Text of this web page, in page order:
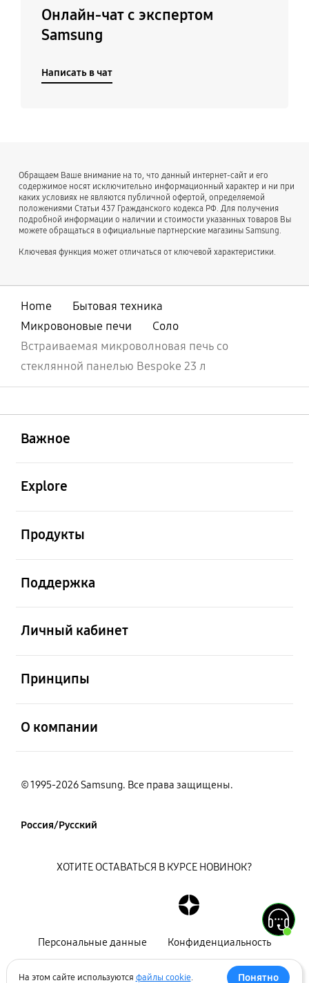
Онлайн-чат с экспертом
Samsung
Написать в чат
Обращаем Ваше внимание на то, что данный интернет-сайт и его
содержимое носят исключительно информационный характер и ни при
каких условиях не являются публичной офертой, определяемой
положениями Статьи 437 Гражданского кодекса РФ. Для получения
подробной информации о наличии и стоимости указанных товаров Вы
можете обращаться в официальные партнерские магазины Samsung.
Ключевая функция может отличаться от ключевой характеристики.
Home
Бытовая техника
Микровоновые печи
Соло
Встраиваемая микроволновая печь со
стеклянной панелью Bespoke 23 л
Важное
Explore
Продукты
Поддержка
Личный кабинет
Принципы
О компании
© 1995-2026 Samsung. Все права защищены.
Россия/Русский
Персональные данные Конфиденциальность
ХОТИТЕ ОСТАВАТЬСЯ В КУРСЕ НОВИНОК?
На этом сайте используются файлы cookie. Понятно